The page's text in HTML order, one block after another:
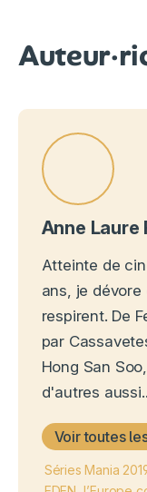
Anne Laure
Atteinte de
ans, je
respirent. De
par
Hong San
d'autres
Voir toutes
Séries Mania